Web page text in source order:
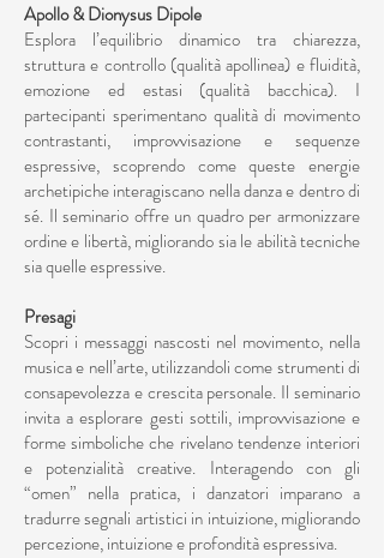
Apollo & Dionysus Dipole
Esplora l’equilibrio dinamico tra chiarezza,
struttura e controllo (qualità apollinea) e fluidità,
emozione ed estasi (qualità bacchica). I
partecipanti sperimentano qualità di movimento
contrastanti, improvvisazione e sequenze
espressive, scoprendo come queste energie
archetipiche interagiscano nella danza e dentro di
sé. Il seminario offre un quadro per armonizzare
ordine e libertà, migliorando sia le abilità tecniche
sia quelle espressive.
Presagi
Scopri i messaggi nascosti nel movimento, nella
musica e nell’arte, utilizzandoli come strumenti di
consapevolezza e crescita personale. Il seminario
invita a esplorare gesti sottili, improvvisazione e
forme simboliche che rivelano tendenze interiori
e potenzialità creative. Interagendo con gli
“omen” nella pratica, i danzatori imparano a
tradurre segnali artistici in intuizione, migliorando
percezione, intuizione e profondità espressiva.